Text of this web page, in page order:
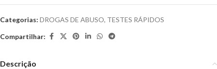
Categorias: DROGAS DE ABUSO, TESTES RÁPIDOS
Compartilhar:
Descrição